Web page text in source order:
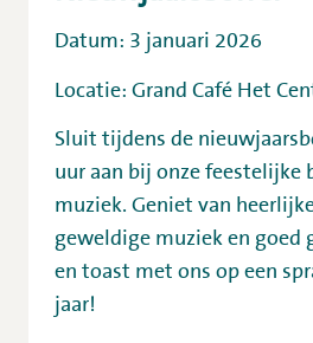
Datum: 3 januari 2026
Locatie: Grand Café Het
Sluit tijdens de
uur aan bij onze feestelijke
muziek. Geniet van
geweldige muziek en goed
en toast met ons op een
jaar!